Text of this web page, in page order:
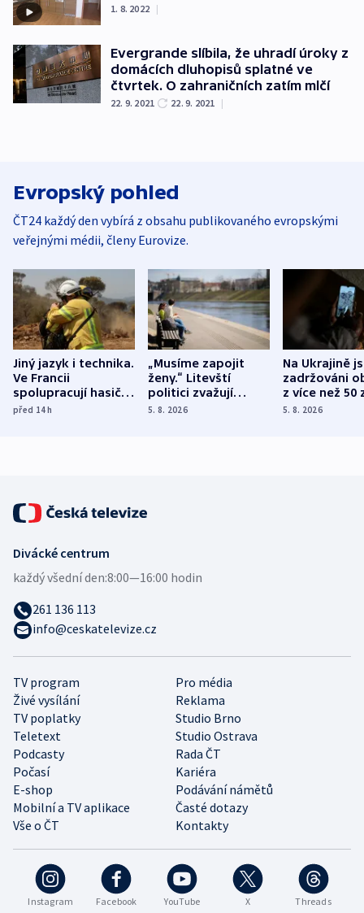
1. 8. 2022 |
Evergrande slíbila, že uhradí úroky z
domácích dluhopisů splatné ve
čtvrtek. O zahraničních zatím mlčí
22. 9. 2021 22. 9. 2021 |
Evropský pohled
ČT24 každý den vybírá z obsahu publikovaného evropskými
veřejnými médii, členy Eurovize.
Jiný jazyk i technika.
Ve Francii
spolupracují hasiči z
různých zemí
před 14h
„Musíme zapojit
ženy.“ Litevští
politici zvažují
dohodu o
5. 8. 2026
Na Ukrajině
zadržováni
z více než 50
Bojovali na
5. 8. 2026
Instagram Facebook YouTube X Threads
TV program
Pro média
Živé vysílání
Reklama
TV poplatky
Studio Brno
Teletext
Studio Ostrava
Podcasty
Rada ČT
Počasí
Kariéra
E-shop
Podávání námětů
Mobilní a TV aplikace
Časté dotazy
Vše o ČT
Kontakty
Divácké centrum
každý všední den:8:00—16:00 hodin
261 136 113
info@ceskatelevize.cz